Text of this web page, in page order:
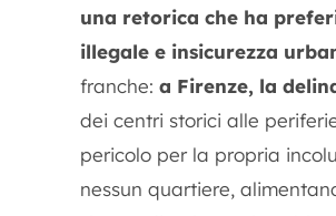
una retorica che ha
illegale e insicurezza
franche: a Firenze, la
dei centri storici alle
pericolo per la propria
nessun quartiere,